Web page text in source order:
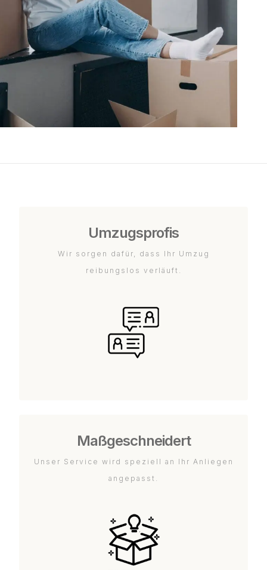
Umzugsprofis
Wir sorgen dafür, dass Ihr Umzug
reibungslos verläuft.
Maßgeschneidert
Unser Service wird speziell an Ihr Anliegen
angepasst.